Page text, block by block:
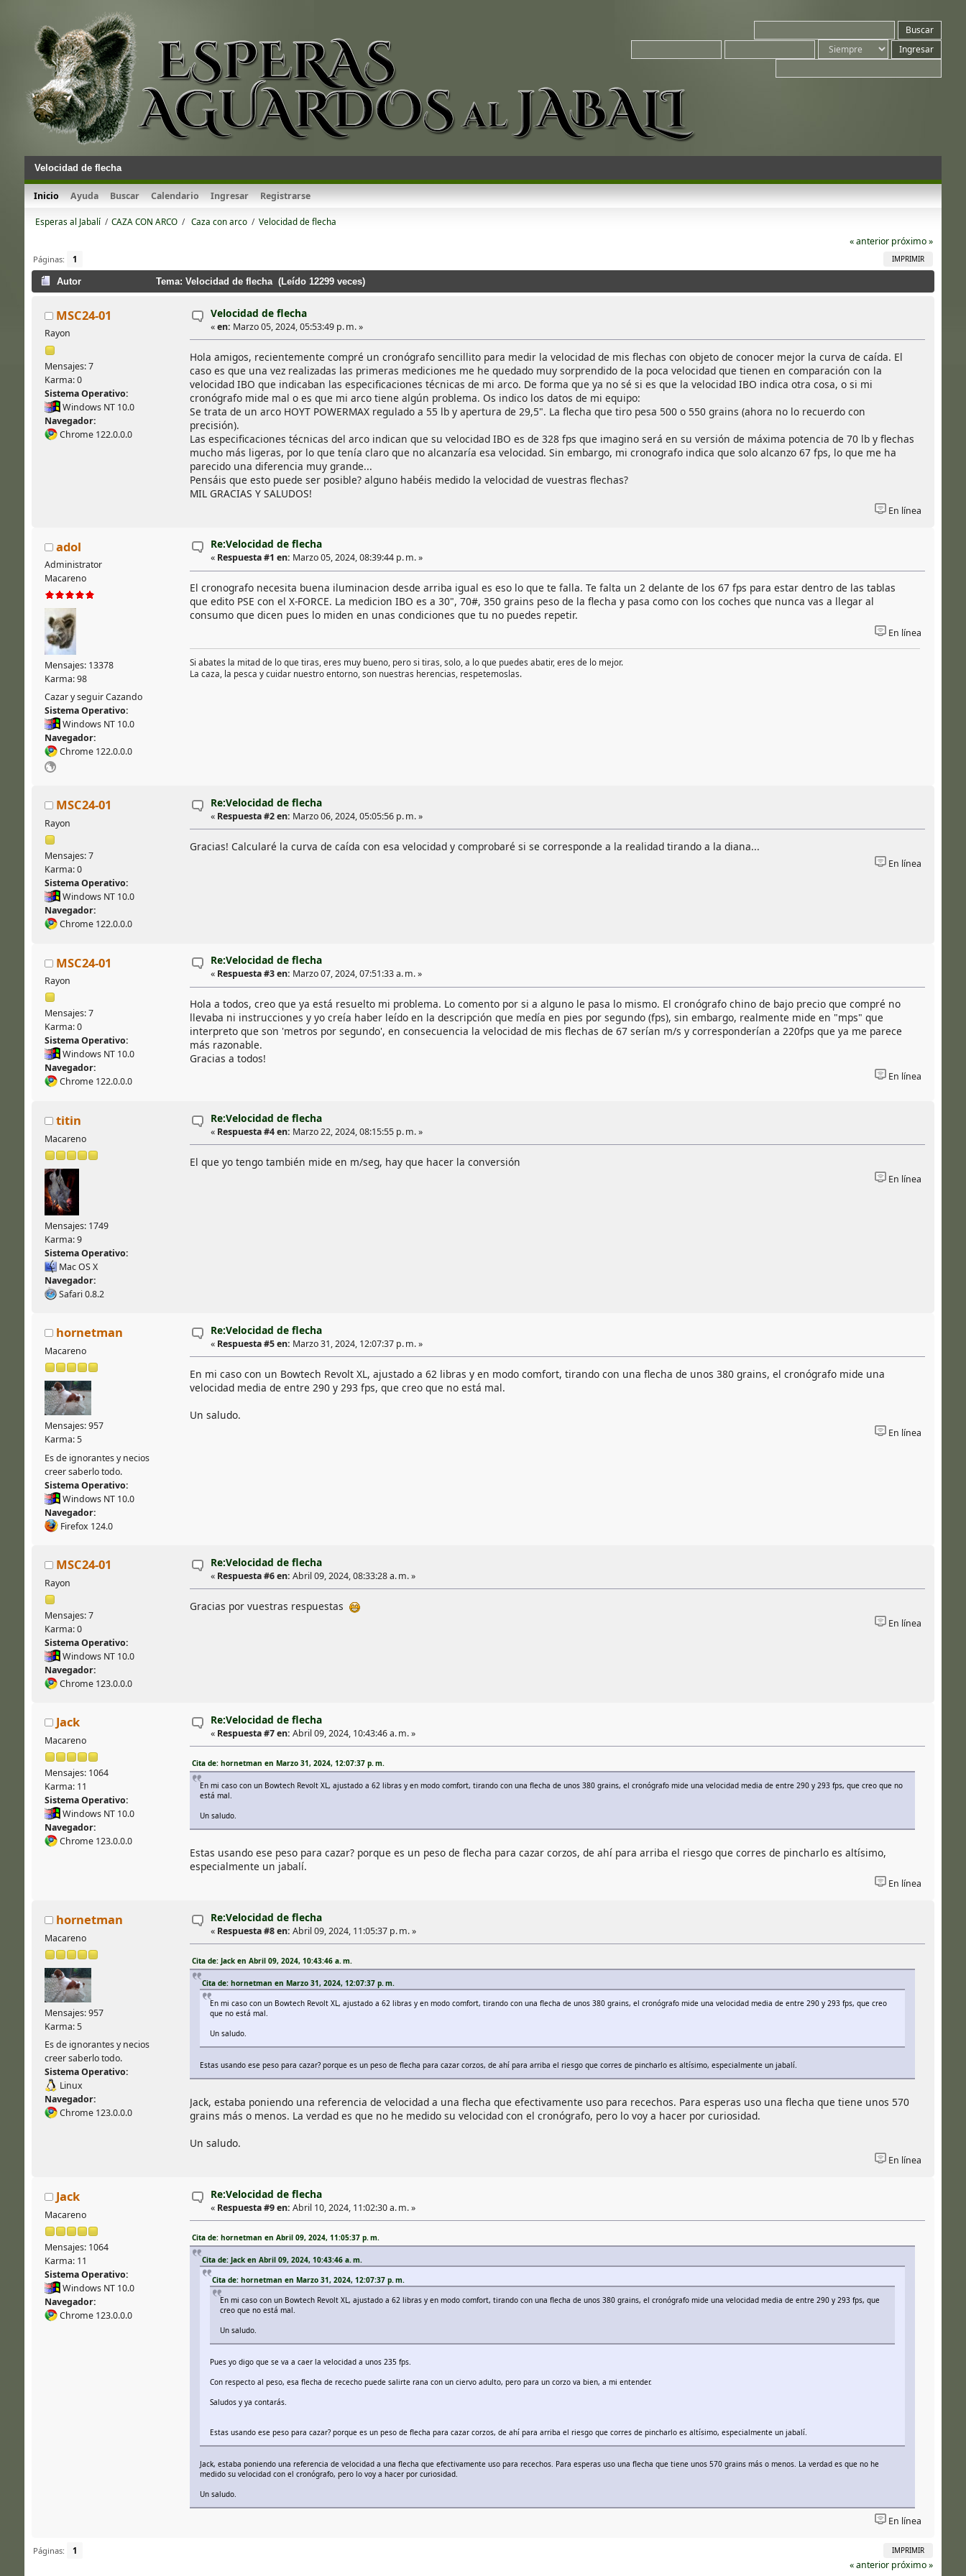
Velocidad de flecha
Inicio Ayuda Buscar Calendario Ingresar Registrarse
Esperas al Jabalí/ CAZA CON ARCO / Caza con arco / Velocidad de flecha
« anterior próximo »
IMPRIMIR
Páginas: 1
Autor Tema: Velocidad de flecha (Leído 12299 veces)
MSC24-01
Rayon
Mensajes: 7
Karma: 0
Sistema Operativo:
Windows NT 10.0
Navegador:
Chrome 122.0.0.0
Velocidad de flecha
«en: Marzo 05, 2024, 05:53:49 p. m. »
Hola amigos, recientemente compré un cronógrafo sencillito para medir la velocidad de mis flechas con objeto de conocer mejor la curva de caída. El
caso es que una vez realizadas las primeras mediciones me he quedado muy sorprendido de la poca velocidad que tienen en comparación con la
velocidad IBO que indicaban las especificaciones técnicas de mi arco. De forma que ya no sé si es que la velocidad IBO indica otra cosa, o si mi
cronógrafo mide mal o es que mi arco tiene algún problema. Os indico los datos de mi equipo:
Se trata de un arco HOYT POWERMAX regulado a 55 lb y apertura de 29,5". La flecha que tiro pesa 500 o 550 grains (ahora no lo recuerdo con
precisión).
Las especificaciones técnicas del arco indican que su velocidad IBO es de 328 fps que imagino será en su versión de máxima potencia de 70 lb y flechas
mucho más ligeras, por lo que tenía claro que no alcanzaría esa velocidad. Sin embargo, mi cronografo indica que solo alcanzo 67 fps, lo que me ha
parecido una diferencia muy grande...
Pensáis que esto puede ser posible? alguno habéis medido la velocidad de vuestras flechas?
MIL GRACIAS Y SALUDOS!
En línea
adol
Administrator
Macareno
Mensajes: 13378
Karma: 98
Cazar y seguir Cazando
Sistema Operativo:
Windows NT 10.0
Navegador:
Chrome 122.0.0.0
Re:Velocidad de flecha
« Respuesta #1 en: Marzo 05, 2024, 08:39:44 p. m. »
El cronografo necesita buena iluminacion desde arriba igual es eso lo que te falla. Te falta un 2 delante de los 67 fps para estar dentro de las tablas
que edito PSE con el X-FORCE. La medicion IBO es a 30", 70#, 350 grains peso de la flecha y pasa como con los coches que nunca vas a llegar al
consumo que dicen pues lo miden en unas condiciones que tu no puedes repetir.
En línea
Si abates la mitad de lo que tiras, eres muy bueno, pero si tiras, solo, a lo que puedes abatir, eres de lo mejor.
La caza, la pesca y cuidar nuestro entorno, son nuestras herencias, respetemoslas.
MSC24-01
Rayon
Mensajes: 7
Karma: 0
Sistema Operativo:
Windows NT 10.0
Navegador:
Chrome 122.0.0.0
Re:Velocidad de flecha
« Respuesta #2 en: Marzo 06, 2024, 05:05:56 p. m. »
Gracias! Calcularé la curva de caída con esa velocidad y comprobaré si se corresponde a la realidad tirando a la diana...
En línea
MSC24-01
Rayon
Mensajes: 7
Karma: 0
Sistema Operativo:
Windows NT 10.0
Navegador:
Chrome 122.0.0.0
Re:Velocidad de flecha
« Respuesta #3 en: Marzo 07, 2024, 07:51:33 a. m. »
Hola a todos, creo que ya está resuelto mi problema. Lo comento por si a alguno le pasa lo mismo. El cronógrafo chino de bajo precio que compré no
llevaba ni instrucciones y yo creía haber leído en la descripción que medía en pies por segundo (fps), sin embargo, realmente mide en "mps" que
interpreto que son 'metros por segundo', en consecuencia la velocidad de mis flechas de 67 serían m/s y corresponderían a 220fps que ya me parece
más razonable.
Gracias a todos!
En línea
titin
Macareno
Mensajes: 1749
Karma: 9
Sistema Operativo:
Mac OS X
Navegador:
Safari 0.8.2
Re:Velocidad de flecha
« Respuesta #4 en: Marzo 22, 2024, 08:15:55 p. m. »
El que yo tengo también mide en m/seg, hay que hacer la conversión
En línea
hornetman
Macareno
Mensajes: 957
Karma: 5
Es de ignorantes y necios
creer saberlo todo.
Sistema Operativo:
Windows NT 10.0
Navegador:
Firefox 124.0
Re:Velocidad de flecha
« Respuesta #5 en: Marzo 31, 2024, 12:07:37 p. m. »
En mi caso con un Bowtech Revolt XL, ajustado a 62 libras y en modo comfort, tirando con una flecha de unos 380 grains, el cronógrafo mide una
velocidad media de entre 290 y 293 fps, que creo que no está mal.
Un saludo.
En línea
MSC24-01
Rayon
Mensajes: 7
Karma: 0
Sistema Operativo:
Windows NT 10.0
Navegador:
Chrome 123.0.0.0
Re:Velocidad de flecha
« Respuesta #6 en: Abril 09, 2024, 08:33:28 a. m. »
Gracias por vuestras respuestas
En línea
Jack
Macareno
Mensajes: 1064
Karma: 11
Sistema Operativo:
Windows NT 10.0
Navegador:
Chrome 123.0.0.0
Re:Velocidad de flecha
« Respuesta #7 en: Abril 09, 2024, 10:43:46 a. m. »
Cita de: hornetman en Marzo 31, 2024, 12:07:37 p. m.
En mi caso con un Bowtech Revolt XL, ajustado a 62 libras y en modo comfort, tirando con una flecha de unos 380 grains, el cronógrafo mide una velocidad media de entre 290 y 293 fps, que creo que no
está mal.
Un saludo.
Estas usando ese peso para cazar? porque es un peso de flecha para cazar corzos, de ahí para arriba el riesgo que corres de pincharlo es altísimo,
especialmente un jabalí.
En línea
hornetman
Macareno
Mensajes: 957
Karma: 5
Es de ignorantes y necios
creer saberlo todo.
Sistema Operativo:
Linux
Navegador:
Chrome 123.0.0.0
Re:Velocidad de flecha
« Respuesta #8 en: Abril 09, 2024, 11:05:37 p. m. »
Cita de: Jack en Abril 09, 2024, 10:43:46 a. m.
Cita de: hornetman en Marzo 31, 2024, 12:07:37 p. m.
En mi caso con un Bowtech Revolt XL, ajustado a 62 libras y en modo comfort, tirando con una flecha de unos 380 grains, el cronógrafo mide una velocidad media de entre 290 y 293 fps, que creo
que no está mal.
Un saludo.
Estas usando ese peso para cazar? porque es un peso de flecha para cazar corzos, de ahí para arriba el riesgo que corres de pincharlo es altísimo, especialmente un jabalí.
Jack, estaba poniendo una referencia de velocidad a una flecha que efectivamente uso para recechos. Para esperas uso una flecha que tiene unos 570
grains más o menos. La verdad es que no he medido su velocidad con el cronógrafo, pero lo voy a hacer por curiosidad.
Un saludo.
En línea
Jack
Macareno
Mensajes: 1064
Karma: 11
Sistema Operativo:
Windows NT 10.0
Navegador:
Chrome 123.0.0.0
Re:Velocidad de flecha
« Respuesta #9 en: Abril 10, 2024, 11:02:30 a. m. »
Cita de: hornetman en Abril 09, 2024, 11:05:37 p. m.
Cita de: Jack en Abril 09, 2024, 10:43:46 a. m.
Cita de: hornetman en Marzo 31, 2024, 12:07:37 p. m.
En mi caso con un Bowtech Revolt XL, ajustado a 62 libras y en modo comfort, tirando con una flecha de unos 380 grains, el cronógrafo mide una velocidad media de entre 290 y 293 fps, que
creo que no está mal.
Un saludo.
Pues yo digo que se va a caer la velocidad a unos 235 fps.
Con respecto al peso, esa flecha de rececho puede salirte rana con un ciervo adulto, pero para un corzo va bien, a mi entender.
Saludos y ya contarás.
Estas usando ese peso para cazar? porque es un peso de flecha para cazar corzos, de ahí para arriba el riesgo que corres de pincharlo es altísimo, especialmente un jabalí.
Jack, estaba poniendo una referencia de velocidad a una flecha que efectivamente uso para recechos. Para esperas uso una flecha que tiene unos 570 grains más o menos. La verdad es que no he
medido su velocidad con el cronógrafo, pero lo voy a hacer por curiosidad.
Un saludo.
En línea
IMPRIMIR
Páginas: 1
« anterior próximo »